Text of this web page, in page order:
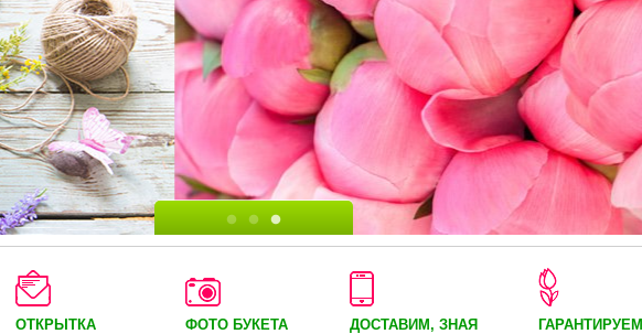
ОТКРЫТКА
ФОТО БУКЕТА
ДОСТАВИМ, ЗНАЯ
ГАРАНТИРУЕМ